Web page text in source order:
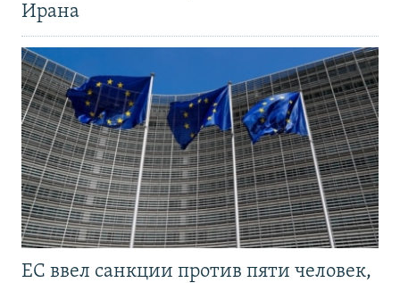
Ирана
ЕС ввел санкции против пяти человек,